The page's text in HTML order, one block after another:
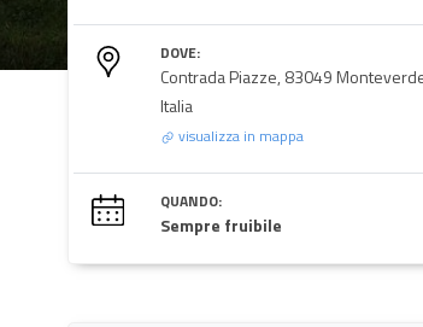
DOVE:
Contrada Piazze, 83049
Italia
visualizza in mappa
QUANDO:
Sempre fruibile